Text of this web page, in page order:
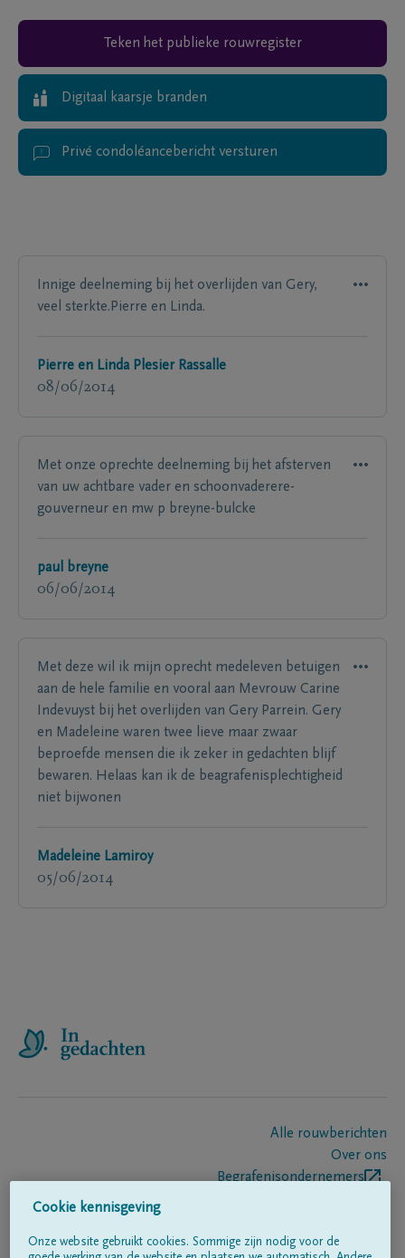
Teken het publieke rouwregister
Digitaal kaarsje branden
Privé condoléancebericht versturen
Innige deelneming bij het overlijden van Gery,
veel sterkte.Pierre en Linda.
Pierre en Linda Plesier Rassalle
08/06/2014
Met onze oprechte deelneming bij het afsterven
van uw achtbare vader en schoonvaderere-
gouverneur en mw p breyne-bulcke
paul breyne
06/06/2014
Met deze wil ik mijn oprecht medeleven betuigen
aan de hele familie en vooral aan Mevrouw Carine
Indevuyst bij het overlijden van Gery Parrein. Gery
en Madeleine waren twee lieve maar zwaar
beproefde mensen die ik zeker in gedachten blijf
bewaren. Helaas kan ik de beagrafenisplechtigheid
niet bijwonen
Madeleine Lamiroy
05/06/2014
Alle rouwberichten
Over ons
Begrafenisondernemers
Cookie kennisgeving
Onze website gebruikt cookies. Sommige zijn nodig voor de